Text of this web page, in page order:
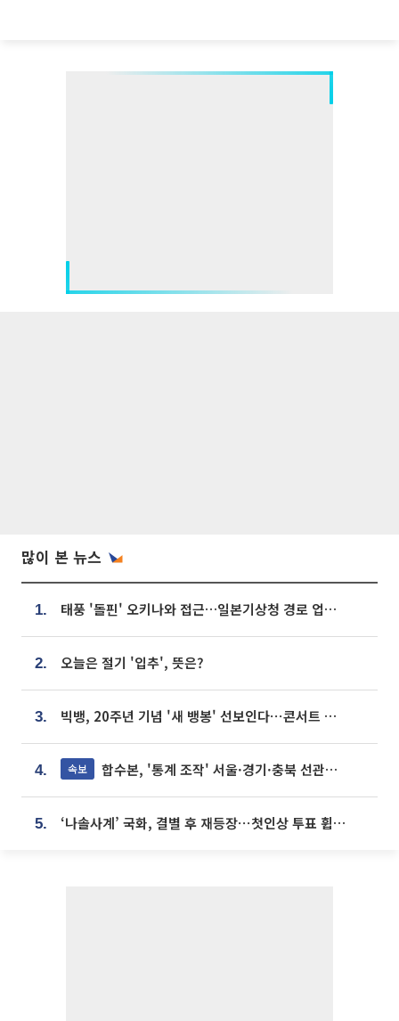
많이 본 뉴스
1. 태풍 '돌핀' 오키나와 접근…일본기상청 경로 업데이트
2. 오늘은 절기 '입추', 뜻은?
3. 빅뱅, 20주년 기념 '새 뱅봉' 선보인다⋯콘서트 앞두고 팝업 개최
4. 속보 합수본, '통계 조작' 서울·경기·충북 선관위 등 추가 압수수색
5. ‘나솔사계’ 국화, 결별 후 재등장⋯첫인상 투표 휩쓸고 ‘인기녀’ 등극